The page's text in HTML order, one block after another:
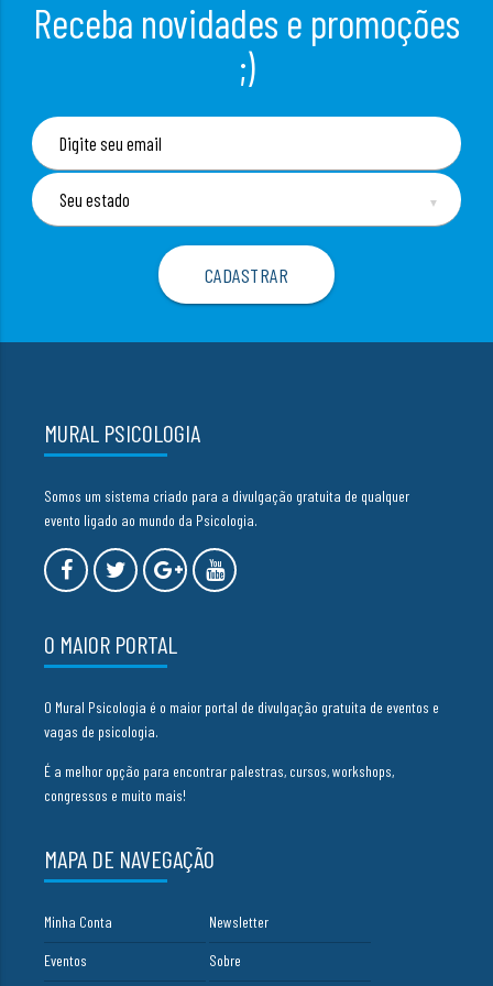
Receba novidades e promoções
;)
▼
MURAL PSICOLOGIA
Somos um sistema criado para a divulgação gratuita de qualquer
evento ligado ao mundo da Psicologia.
O MAIOR PORTAL
O Mural Psicologia é o maior portal de divulgação gratuita de eventos e
vagas de psicologia.
É a melhor opção para encontrar palestras, cursos, workshops,
congressos e muito mais!
MAPA DE NAVEGAÇÃO
Minha Conta Newsletter
Eventos Sobre